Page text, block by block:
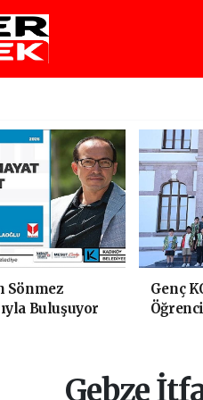
Sönmez
Buluşuyor
Genç
Gebze